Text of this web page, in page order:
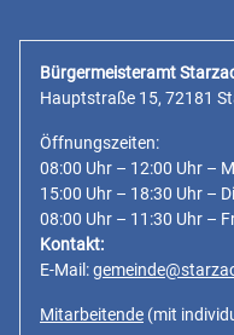
Bürgermeisteramt
Hauptstraße 15, 72181
Öffnungszeiten:
08:00 Uhr – 12:00 Uhr –
15:00 Uhr – 18:30 Uhr –
08:00 Uhr – 11:30 Uhr –
Kontakt:
E-Mail:
Mitarbeitende (mit